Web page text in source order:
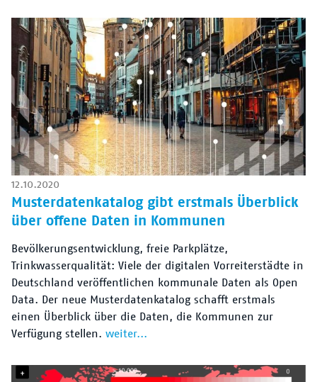
12.10.2020
Musterdatenkatalog gibt erstmals Überblick
über offene Daten in Kommunen
Bevölkerungsentwicklung, freie Parkplätze,
Trinkwasserqualität: Viele der digitalen Vorreiterstädte in
Deutschland veröffentlichen kommunale Daten als Open
Data. Der neue Musterdatenkatalog schafft erstmals
einen Überblick über die Daten, die Kommunen zur
Verfügung stellen. weiter...